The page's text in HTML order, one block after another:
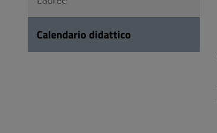
FooterCalendario didattico